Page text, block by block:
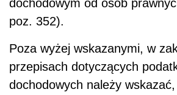
dochodowym od osób
poz. 352).
Poza wyżej wskazanymi, w
przepisach dotyczących
dochodowych należy